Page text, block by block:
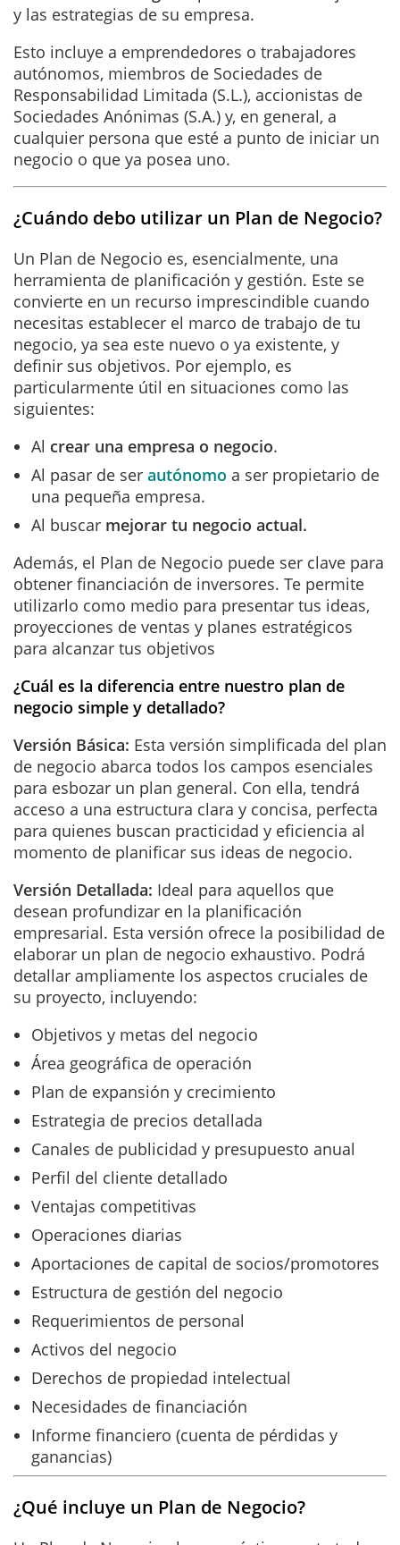
y las estrategias de su empresa.
Esto incluye a emprendedores o trabajadores
autónomos, miembros de Sociedades de
Responsabilidad Limitada (S.L.), accionistas de
Sociedades Anónimas (S.A.) y, en general, a
cualquier persona que esté a punto de iniciar un
negocio o que ya posea uno.
¿Cuándo debo utilizar un Plan de Negocio?
Un Plan de Negocio es, esencialmente, una
herramienta de planificación y gestión. Este se
convierte en un recurso imprescindible cuando
necesitas establecer el marco de trabajo de tu
negocio, ya sea este nuevo o ya existente, y
definir sus objetivos. Por ejemplo, es
particularmente útil en situaciones como las
siguientes:
Al crear una empresa o negocio.
Al pasar de ser autónomo a ser propietario de
una pequeña empresa.
Al buscar mejorar tu negocio actual.
Además, el Plan de Negocio puede ser clave para
obtener financiación de inversores. Te permite
utilizarlo como medio para presentar tus ideas,
proyecciones de ventas y planes estratégicos
para alcanzar tus objetivos
¿Cuál es la diferencia entre nuestro plan de
negocio simple y detallado?
Versión Básica: Esta versión simplificada del plan
de negocio abarca todos los campos esenciales
para esbozar un plan general. Con ella, tendrá
acceso a una estructura clara y concisa, perfecta
para quienes buscan practicidad y eficiencia al
momento de planificar sus ideas de negocio.
Versión Detallada: Ideal para aquellos que
desean profundizar en la planificación
empresarial. Esta versión ofrece la posibilidad de
elaborar un plan de negocio exhaustivo. Podrá
detallar ampliamente los aspectos cruciales de
su proyecto, incluyendo:
Objetivos y metas del negocio
Área geográfica de operación
Plan de expansión y crecimiento
Estrategia de precios detallada
Canales de publicidad y presupuesto anual
Perfil del cliente detallado
Ventajas competitivas
Operaciones diarias
Aportaciones de capital de socios/promotores
Estructura de gestión del negocio
Requerimientos de personal
Activos del negocio
Derechos de propiedad intelectual
Necesidades de financiación
Informe financiero (cuenta de pérdidas y
ganancias)
¿Qué incluye un Plan de Negocio?